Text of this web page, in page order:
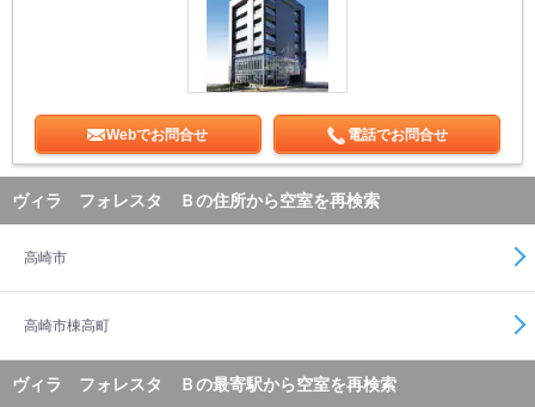
Webでお問合せ 電話でお問合せ
ヴィラ フォレスタ Ｂの住所から空室を再検索
高崎市
高崎市棟高町
ヴィラ フォレスタ Ｂの最寄駅から空室を再検索